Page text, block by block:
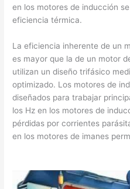
en los motores de inducción
eficiencia térmica.
La eficiencia inherente de un
es mayor que la de un motor
utilizan un diseño trifásico
optimizado. Los motores de
diseñados para trabajar
los Hz en los motores de
pérdidas por corrientes
en los motores de imanes